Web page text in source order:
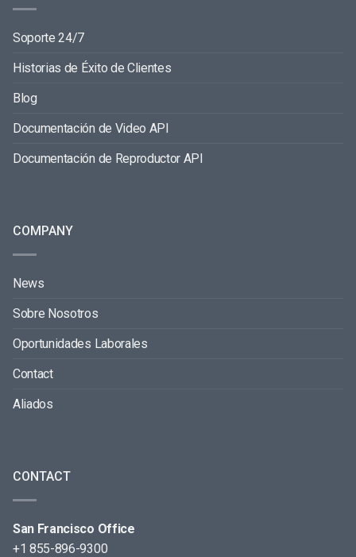
Soporte 24/7
Historias de Éxito de Clientes
Blog
Documentación de Video API
Documentación de Reproductor API
COMPANY
News
Sobre Nosotros
Oportunidades Laborales
Contact
Aliados
CONTACT
San Francisco Office
+1 855-896-9300